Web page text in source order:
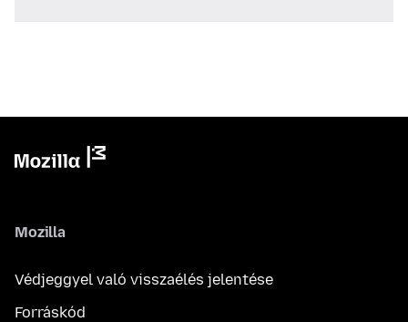
Mozilla
Védjeggyel való visszaélés jelentése
Forráskód